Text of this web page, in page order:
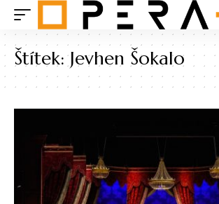
Štítek:Jevhen Šokalo